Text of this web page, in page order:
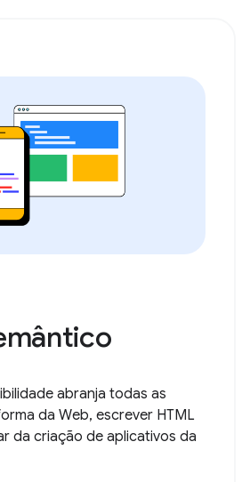
abranja todas as
da Web, escrever HTML
da criação de aplicativos da